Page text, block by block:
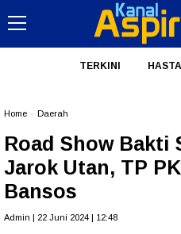
TERKINI
Home Daerah
Road Show Bakti
Jarok Utan, TP
Bansos
Admin | 22 Juni 2024 | 12:48